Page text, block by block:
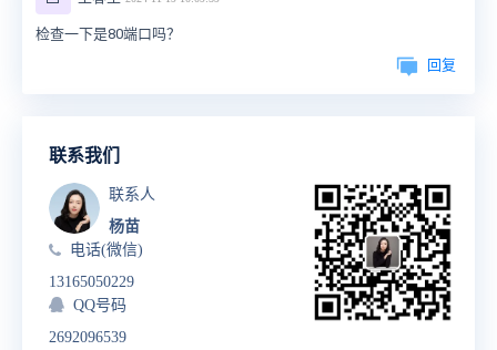
检查一下是80端口吗？
回复
联系我们
联系人
杨苗
电话(微信)
13165050229
QQ号码
2692096539